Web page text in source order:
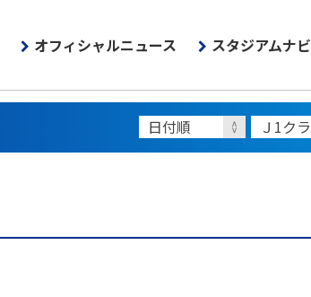
オフィシャルニュース スタジアムナビ